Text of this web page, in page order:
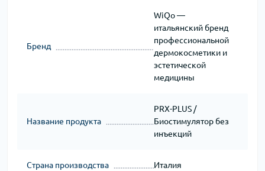
Бренд
WiQo —
итальянский бренд
профессиональной
дермокосметики и
эстетической
медицины
Название продукта
PRX-PLUS /
Биостимулятор без
инъекций
Страна производства Италия